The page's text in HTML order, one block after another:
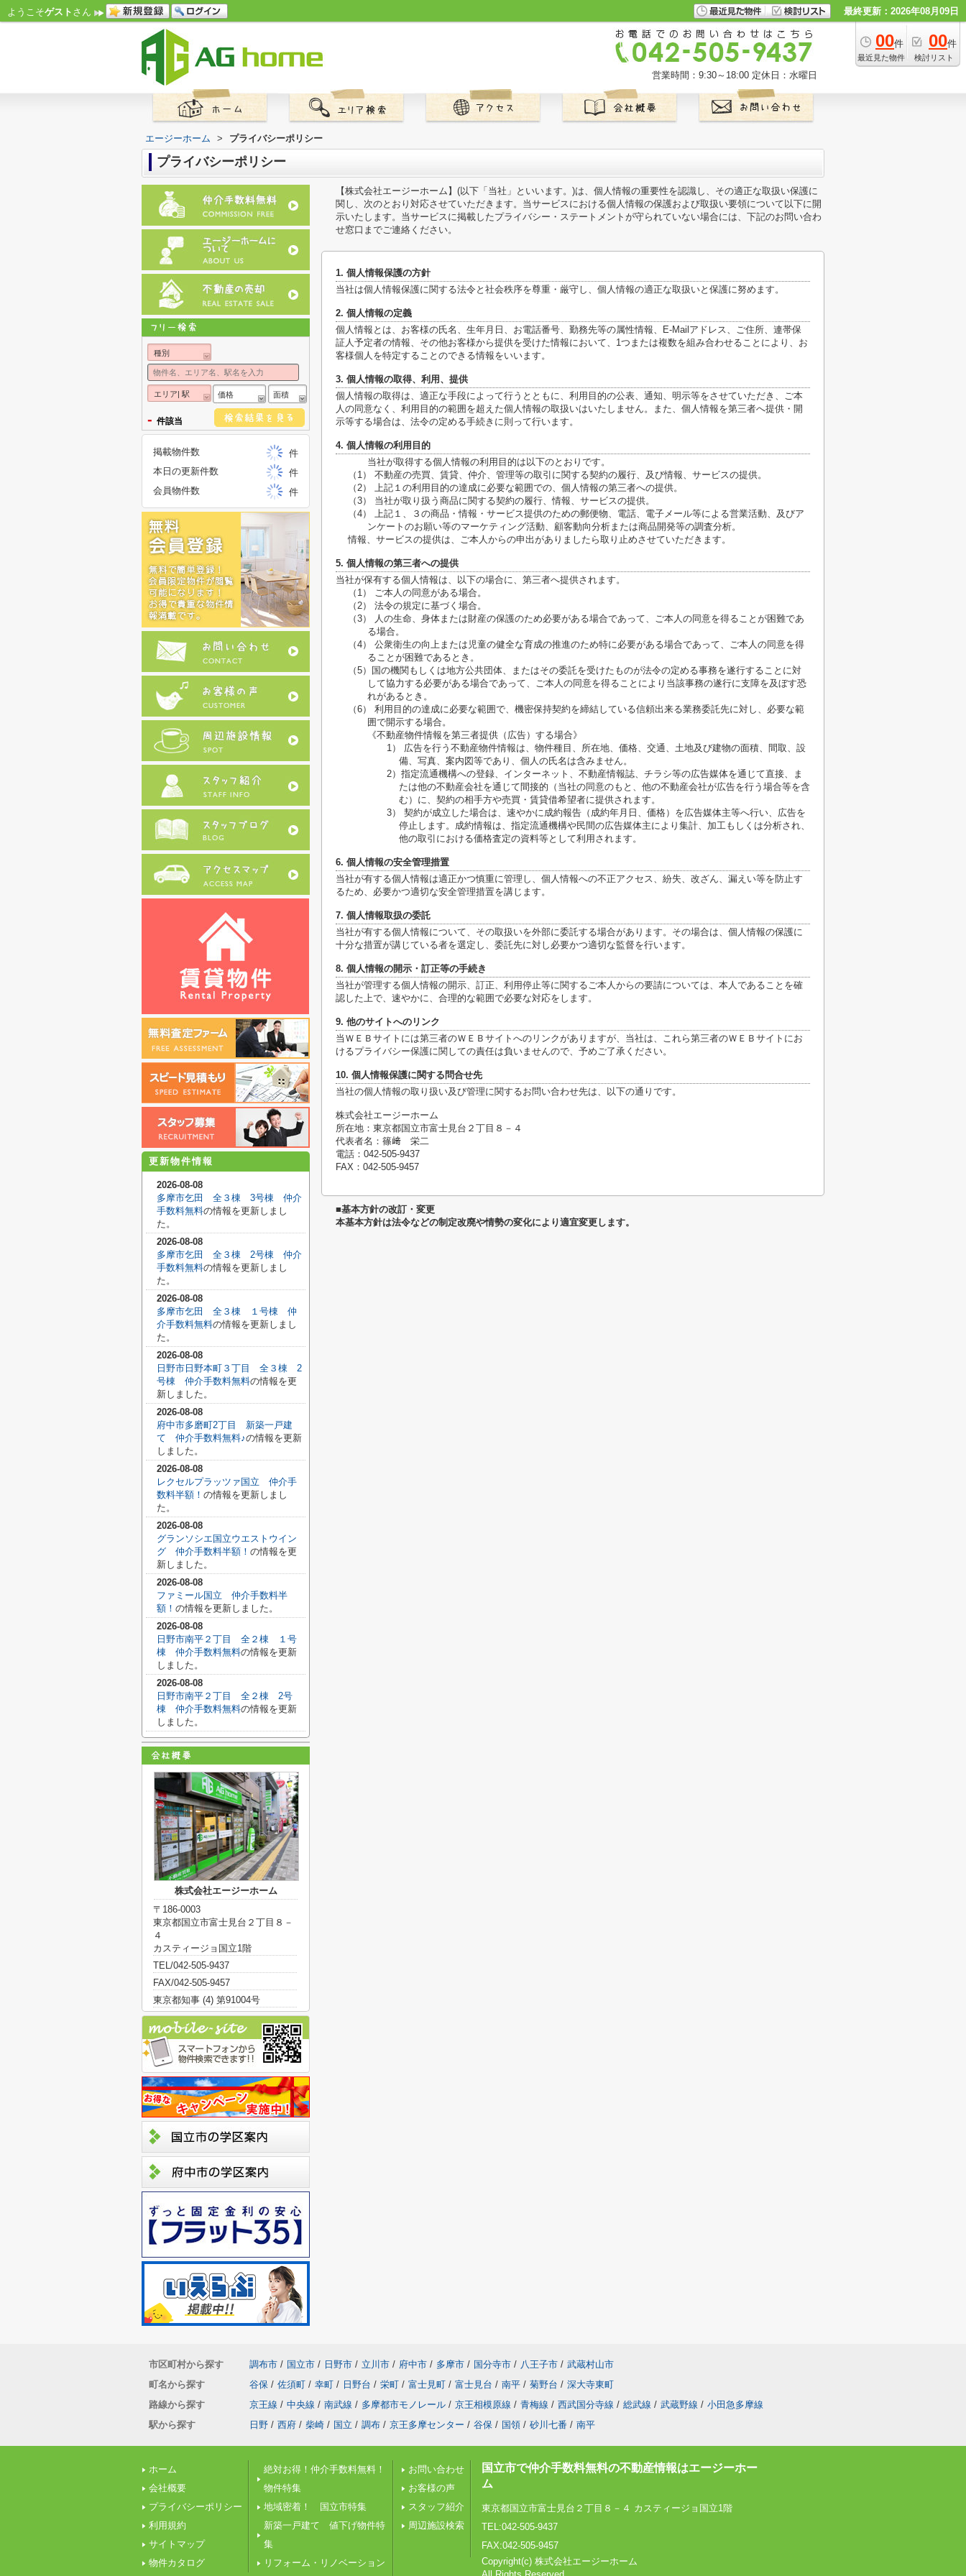
ようこそゲスト さん 最終更新：2026年08月09日
00件
最近見た物件
00件
検討リスト
営業時間：9:30～18:00 定休日：水曜日
エージーホーム > プライバシーポリシー
プライバシーポリシー
【株式会社エージーホーム】(以下「当社」といいます。)は、個人情報の重要性を認識し、その適正な取扱い保護に
関し、次のとおり対応させていただきます。当サービスにおける個人情報の保護および取扱い要領について以下に開
示いたします。当サービスに掲載したプライバシー・ステートメントが守られていない場合には、下記のお問い合わ
せ窓口までご連絡ください。
1. 個人情報保護の方針
当社は個人情報保護に関する法令と社会秩序を尊重・厳守し、個人情報の適正な取扱いと保護に努めます。
2. 個人情報の定義
個人情報とは、お客様の氏名、生年月日、お電話番号、勤務先等の属性情報、E-Mailアドレス、ご住所、連帯保
証人予定者の情報、その他お客様から提供を受けた情報において、1つまたは複数を組み合わせることにより、お
客様個人を特定することのできる情報をいいます。
3. 個人情報の取得、利用、提供
個人情報の取得は、適正な手段によって行うとともに、利用目的の公表、通知、明示等をさせていただき、ご本
人の同意なく、利用目的の範囲を超えた個人情報の取扱いはいたしません。また、個人情報を第三者へ提供・開
示等する場合は、法令の定める手続きに則って行います。
4. 個人情報の利用目的
当社が取得する個人情報の利用目的は以下のとおりです。
（1） 不動産の売買、賃貸、仲介、管理等の取引に関する契約の履行、及び情報、サービスの提供。
（2） 上記１の利用目的の達成に必要な範囲での、個人情報の第三者への提供。
（3） 当社が取り扱う商品に関する契約の履行、情報、サービスの提供。
（4） 上記１、３の商品・情報・サービス提供のための郵便物、電話、電子メール等による営業活動、及びア
ンケートのお願い等のマーケティング活動、顧客動向分析または商品開発等の調査分析。
情報、サービスの提供は、ご本人からの申出がありましたら取り止めさせていただきます。
5. 個人情報の第三者への提供
当社が保有する個人情報は、以下の場合に、第三者へ提供されます。
（1） ご本人の同意がある場合。
（2） 法令の規定に基づく場合。
（3） 人の生命、身体または財産の保護のため必要がある場合であって、ご本人の同意を得ることが困難であ
る場合。
（4） 公衆衛生の向上または児童の健全な育成の推進のため特に必要がある場合であって、ご本人の同意を得
ることが困難であるとき。
（5）国の機関もしくは地方公共団体、またはその委託を受けたものが法令の定める事務を遂行することに対
して協力する必要がある場合であって、ご本人の同意を得ることにより当該事務の遂行に支障を及ぼす恐
れがあるとき。
（6） 利用目的の達成に必要な範囲で、機密保持契約を締結している信頼出来る業務委託先に対し、必要な範
囲で開示する場合。
《不動産物件情報を第三者提供（広告）する場合》
1） 広告を行う不動産物件情報は、物件種目、所在地、価格、交通、土地及び建物の面積、間取、設
備、写真、案内図等であり、個人の氏名は含みません。
2）指定流通機構への登録、インターネット、不動産情報誌、チラシ等の広告媒体を通じて直接、ま
たは他の不動産会社を通じて間接的（当社の同意のもと、他の不動産会社が広告を行う場合等を含
む）に、契約の相手方や売買・賃貸借希望者に提供されます。
3） 契約が成立した場合は、速やかに成約報告（成約年月日、価格）を広告媒体主等へ行い、広告を
停止します。成約情報は、指定流通機構や民間の広告媒体主により集計、加工もしくは分析され、
他の取引における価格査定の資料等として利用されます。
6. 個人情報の安全管理措置
当社が有する個人情報は適正かつ慎重に管理し、個人情報への不正アクセス、紛失、改ざん、漏えい等を防止す
るため、必要かつ適切な安全管理措置を講じます。
7. 個人情報取扱の委託
当社が有する個人情報について、その取扱いを外部に委託する場合があります。その場合は、個人情報の保護に
十分な措置が講じている者を選定し、委託先に対し必要かつ適切な監督を行います。
8. 個人情報の開示・訂正等の手続き
当社が管理する個人情報の開示、訂正、利用停止等に関するご本人からの要請については、本人であることを確
認した上で、速やかに、合理的な範囲で必要な対応をします。
9. 他のサイトへのリンク
当ＷＥＢサイトには第三者のＷＥＢサイトへのリンクがありますが、当社は、これら第三者のＷＥＢサイトにお
けるプライバシー保護に関しての責任は負いませんので、予めご了承ください。
10. 個人情報保護に関する問合せ先
当社の個人情報の取り扱い及び管理に関するお問い合わせ先は、以下の通りです。
株式会社エージーホーム
所在地：東京都国立市富士見台２丁目８－４
代表者名：篠﨑 栄二
電話：042-505-9437
FAX：042-505-9457
■基本方針の改訂・変更
本基本方針は法令などの制定改廃や情勢の変化により適宜変更します。
種別
エリア| 駅 価格 面積
- 件該当
掲載物件数
件
本日の更新件数
件
会員物件数
件
更新物件情報
2026-08-08
多摩市乞田 全３棟 3号棟 仲介
手数料無料の情報を更新しまし
た。
2026-08-08
多摩市乞田 全３棟 2号棟 仲介
手数料無料の情報を更新しまし
た。
2026-08-08
多摩市乞田 全３棟 １号棟 仲
介手数料無料の情報を更新しまし
た。
2026-08-08
日野市日野本町３丁目 全３棟 2
号棟 仲介手数料無料の情報を更
新しました。
2026-08-08
府中市多磨町2丁目 新築一戸建
て 仲介手数料無料♪の情報を更新
しました。
2026-08-08
レクセルプラッツァ国立 仲介手
数料半額！ の情報を更新しまし
た。
2026-08-08
グランソシエ国立ウエストウイン
グ 仲介手数料半額！ の情報を更
新しました。
2026-08-08
ファミール国立 仲介手数料半
額！ の情報を更新しました。
2026-08-08
日野市南平２丁目 全２棟 １号
棟 仲介手数料無料の情報を更新
しました。
2026-08-08
日野市南平２丁目 全２棟 2号
棟 仲介手数料無料の情報を更新
しました。
株式会社エージーホーム
〒186-0003
東京都国立市富士見台２丁目８－
４
カスティージョ国立1階
TEL/042-505-9437
FAX/042-505-9457
東京都知事 (4) 第91004号
市区町村から探す 調布市 / 国立市 / 日野市 / 立川市 / 府中市 / 多摩市 / 国分寺市 / 八王子市 / 武蔵村山市
町名から探す
谷保 / 佐須町 / 幸町 / 日野台 / 栄町 / 富士見町 / 富士見台 / 南平 / 菊野台 / 深大寺東町
路線から探す
京王線 / 中央線 / 南武線 / 多摩都市モノレール / 京王相模原線 / 青梅線 / 西武国分寺線 / 総武線 / 武蔵野線 / 小田急多摩線
駅から探す
日野 / 西府 / 柴崎 / 国立 / 調布 / 京王多摩センター / 谷保 / 国領 / 砂川七番 / 南平
ホーム
会社概要
プライバシーポリシー
利用規約
サイトマップ
物件カタログ
絶対お得！仲介手数料無料！
物件特集
地域密着！ 国立市特集
新築一戸建て 値下げ物件特
集
リフォーム・リノベーション
お問い合わせ
お客様の声
スタッフ紹介
周辺施設検索
国立市で仲介手数料無料の不動産情報はエージーホー
ム
東京都国立市富士見台２丁目８－４ カスティージョ国立1階
TEL:042-505-9437
FAX:042-505-9457
Copyright(c) 株式会社エージーホーム